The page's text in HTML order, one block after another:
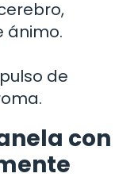
ánimo.
de
con